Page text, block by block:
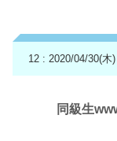
12 : 2020/04/30(木
同級生